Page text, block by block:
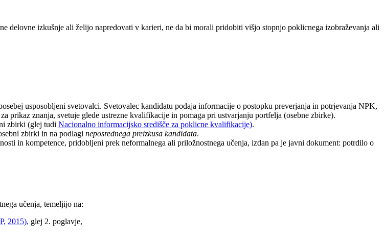
izkušnje ali želijo napredovati v karieri, ne da bi morali pridobiti višjo stopnjo poklicnega izobraževanja ali
usposobljeni svetovalci. Svetovalec kandidatu podaja informacije o postopku preverjanja in potrjevanja NPK,
prikaz znanja, svetuje glede ustrezne kvalifikacije in pomaga pri ustvarjanju portfelja (osebne zbirke).
zbirki (glej tudi Nacionalno informacijsko središče za poklicne kvalifikacije).
zbirki in na podlagi neposrednega preizkusa kandidata.
in kompetence, pridobljeni prek neformalnega ali priložnostnega učenja, izdan pa je javni dokument: potrdilo o
učenja, temeljijo na:
2015), glej 2. poglavje,